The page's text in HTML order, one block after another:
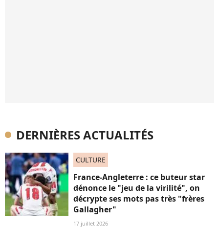
DERNIÈRES ACTUALITÉS
CULTURE
France-Angleterre : ce buteur star
dénonce le "jeu de la virilité", on
décrypte ses mots pas très "frères
Gallagher"
17 juillet 2026